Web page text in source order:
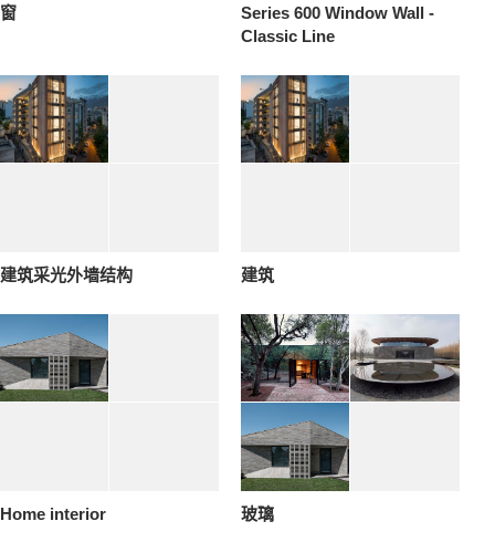
窗
Series 600 Window Wall -
Classic Line
建筑采光外墙结构 建筑
Home interior 玻璃